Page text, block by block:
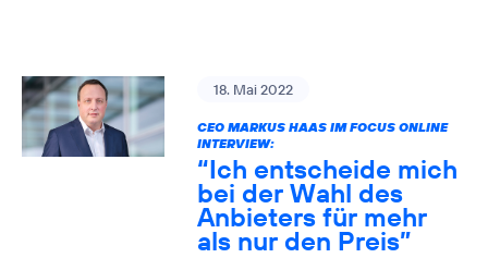
18. Mai 2022
CEO MARKUS HAAS IM FOCUS ONLINE
INTERVIEW:
“Ich entscheide mich
bei der Wahl des
Anbieters für mehr
als nur den Preis”